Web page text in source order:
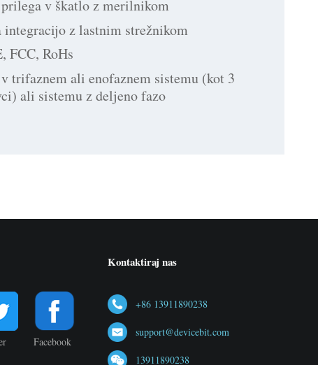
v škatlo z merilnikom
integracijo z lastnim strežnikom
FCC, RoHs
trifaznem ali enofaznem sistemu (kot 3
ali sistemu z deljeno fazo
Facebook
Kontaktiraj nas
+86 13911890238
support@devicebit.com
13911890238